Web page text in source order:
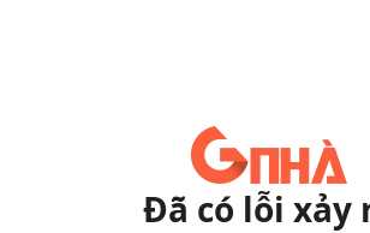
Đã có lỗi xảy